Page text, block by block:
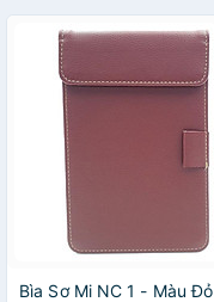
Bìa Sơ Mi NC 1 - Màu Đỏ